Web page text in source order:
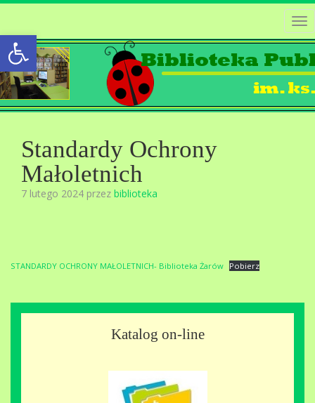
Open toolbar
Standardy Ochrony
Małoletnich
7 lutego 2024 przez biblioteka
STANDARDY OCHRONY MAŁOLETNICH- Biblioteka Żarów Pobierz
Katalog on-line